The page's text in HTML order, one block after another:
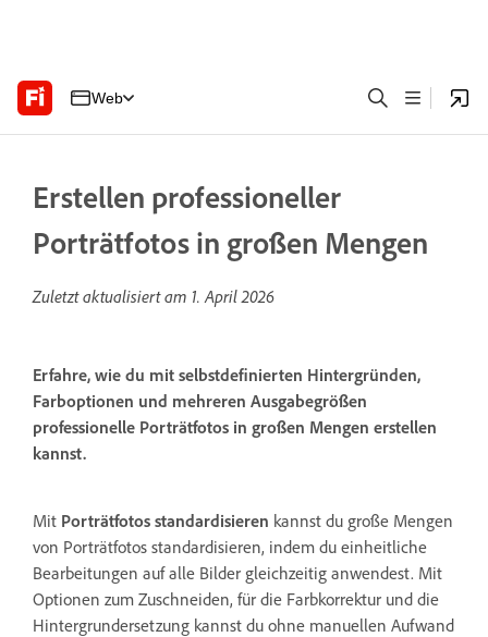
Web
Erstellen professioneller
Porträtfotos in großen Mengen
Zuletzt aktualisiert am 1. April 2026
Erfahre, wie du mit selbstdefinierten Hintergründen,
Farboptionen und mehreren Ausgabegrößen
professionelle Porträtfotos in großen Mengen erstellen
kannst.
Mit Porträtfotos standardisieren kannst du große Mengen
von Porträtfotos standardisieren, indem du einheitliche
Bearbeitungen auf alle Bilder gleichzeitig anwendest. Mit
Optionen zum Zuschneiden, für die Farbkorrektur und die
Hintergrundersetzung kannst du ohne manuellen Aufwand